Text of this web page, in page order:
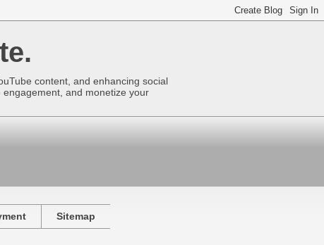
content, and enhancing social
and monetize your
Sitemap